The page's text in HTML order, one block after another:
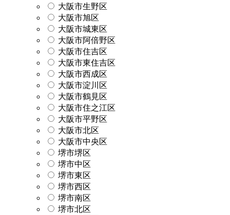
大阪市生野区
大阪市旭区
大阪市城東区
大阪市阿倍野区
大阪市住吉区
大阪市東住吉区
大阪市西成区
大阪市淀川区
大阪市鶴見区
大阪市住之江区
大阪市平野区
大阪市北区
大阪市中央区
堺市堺区
堺市中区
堺市東区
堺市西区
堺市南区
堺市北区